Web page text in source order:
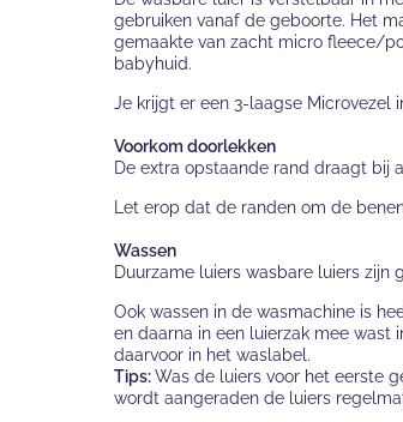
gebruiken vanaf de geboorte. Het
gemaakte van zacht micro fleece/
babyhuid.
Je krijgt er een 3-laagse Microvezel
Voorkom doorlekken
De extra opstaande rand draagt bij
Let erop dat de randen om de
Wassen
Duurzame luiers wasbare luiers zijn
Ook wassen in de wasmachine is
en daarna in een luierzak mee wast
daarvoor in het waslabel.
Tips:Was de luiers voor het eerste
wordt aangeraden de luiers